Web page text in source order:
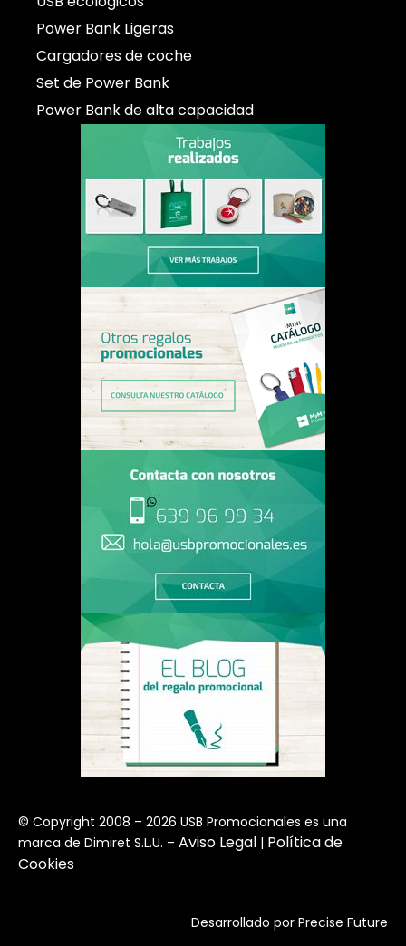
Power Bank Ligeras
Cargadores de coche
Set de Power Bank
Power Bank de alta capacidad
© Copyright 2008 – 2026 USB Promocionales es una
marca de Dimiret S.L.U. – Aviso Legal | Política de
Cookies
Desarrollado por Precise Future